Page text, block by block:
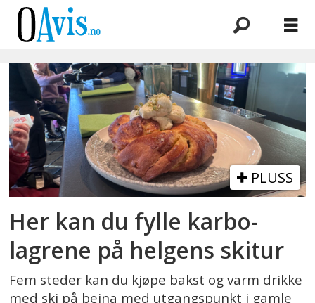
Emne:
kloppabua
PLUSS
Her kan du fylle karbo-
lagrene på helgens skitur
Fem steder kan du kjøpe bakst og varm drikke
med ski på beina med utgangspunkt i gamle